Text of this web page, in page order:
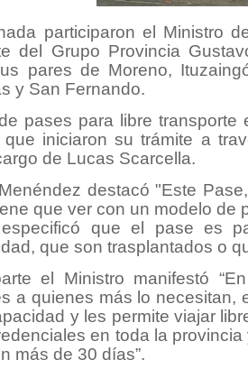
participaron el Ministro
del Grupo Provincia
pares de Moreno,
y San Fernando.
pases para libre
iniciaron su trámite a
de Lucas Scarcella.
destacó "Este
que ver con un modelo de
que el pase es
que son trasplantados o
el Ministro manifestó
a quienes más lo necesitan,
y les permite viajar
en toda la
más de 30 días”.